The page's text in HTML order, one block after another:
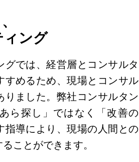
ィング
グでは、経営層とコンサルタ
すめるため、現場とコンサル
りました。弊社コンサルタン
ら探し」ではなく「改善の
指導により、現場の人間との
ことができます。